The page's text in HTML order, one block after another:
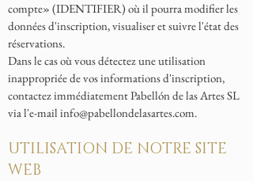
compte» (IDENTIFIER) où il pourra modifier les
données d'inscription, visualiser et suivre l'état des
réservations.
Dans le cas où vous détectez une utilisation
inappropriée de vos informations d'inscription,
contactez immédiatement Pabellón de las Artes SL
via l'e-mail info@pabellondelasartes.com.
UTILISATION DE NOTRE SITE
WEB